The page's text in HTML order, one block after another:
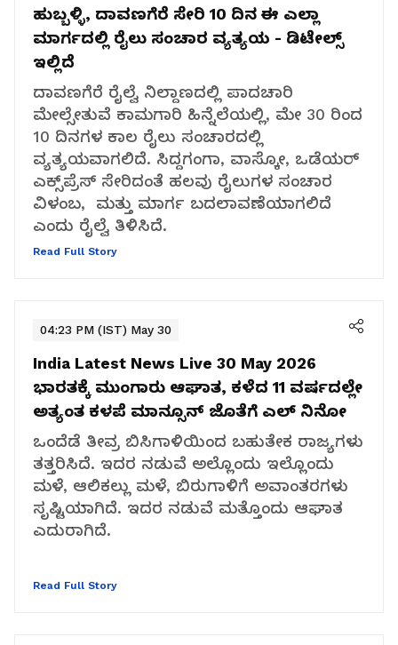
ಹುಬ್ಬಳ್ಳಿ, ದಾವಣಗೆರೆ ಸೇರಿ 10 ದಿನ ಈ ಎಲ್ಲಾ
ಮಾರ್ಗದಲ್ಲಿ ರೈಲು ಸಂಚಾರ ವ್ಯತ್ಯಯ - ಡಿಟೇಲ್ಸ್​
ಇಲ್ಲಿದೆ
ದಾವಣಗೆರೆ ರೈಲ್ವೆ ನಿಲ್ದಾಣದಲ್ಲಿ ಪಾದಚಾರಿ
ಮೇಲ್ಸೇತುವೆ ಕಾಮಗಾರಿ ಹಿನ್ನೆಲೆಯಲ್ಲಿ, ಮೇ 30 ರಿಂದ
10 ದಿನಗಳ ಕಾಲ ರೈಲು ಸಂಚಾರದಲ್ಲಿ
ವ್ಯತ್ಯಯವಾಗಲಿದೆ. ಸಿದ್ದಗಂಗಾ, ವಾಸ್ಕೋ, ಒಡೆಯರ್
ಎಕ್ಸ್‌ಪ್ರೆಸ್‌ ಸೇರಿದಂತೆ ಹಲವು ರೈಲುಗಳ ಸಂಚಾರ
ವಿಳಂಬ, ಮತ್ತು ಮಾರ್ಗ ಬದಲಾವಣೆಯಾಗಲಿದೆ
ಎಂದು ರೈಲ್ವೆ ತಿಳಿಸಿದೆ.
Read Full Story
04:23 PM (IST) May 30
India Latest News Live 30 May 2026
ಭಾರತಕ್ಕೆ ಮುಂಗಾರು ಆಘಾತ, ಕಳೆದ 11 ವರ್ಷದಲ್ಲೇ
ಅತ್ಯಂತ ಕಳಪೆ ಮಾನ್ಸೂನ್ ಜೊತೆಗೆ ಎಲ್ ನಿನೋ
ಒಂದೆಡೆ ತೀವ್ರ ಬಿಸಿಗಾಳಿಯಿಂದ ಬಹುತೇಕ ರಾಜ್ಯಗಳು
ತತ್ತರಿಸಿದೆ. ಇದರ ನಡುವೆ ಅಲ್ಲೊಂದು ಇಲ್ಲೊಂದು
ಮಳೆ, ಆಲಿಕಲ್ಲು ಮಳೆ, ಬಿರುಗಾಳಿಗೆ ಅವಾಂತರಗಳು
ಸೃಷ್ಟಿಯಾಗಿದೆ. ಇದರ ನಡುವೆ ಮತ್ತೊಂದು ಆಘಾತ
ಎದುರಾಗಿದೆ.
Read Full Story